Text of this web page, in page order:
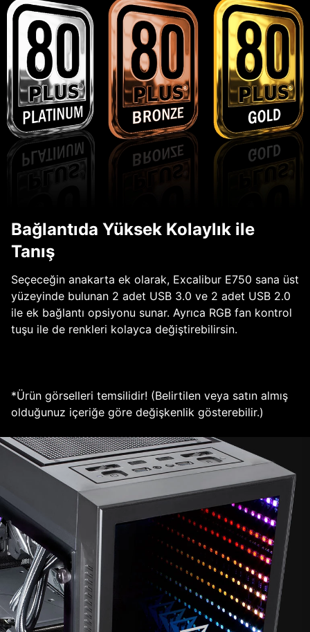
Bağlantıda Yüksek Kolaylık ile
Tanış
Seçeceğin anakarta ek olarak, Excalibur E750 sana üst
yüzeyinde bulunan 2 adet USB 3.0 ve 2 adet USB 2.0
ile ek bağlantı opsiyonu sunar. Ayrıca RGB fan kontrol
tuşu ile de renkleri kolayca değiştirebilirsin.
*Ürün görselleri temsilidir! (Belirtilen veya satın almış
olduğunuz içeriğe göre değişkenlik gösterebilir.)